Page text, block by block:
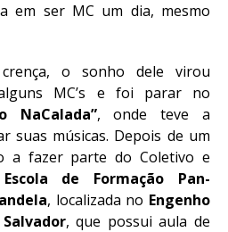
em ser MC um dia, mesmo
o sonho dele virou
MC’s e foi parar no
NaCalada”, onde teve a
suas músicas. Depois de um
a fazer parte do Coletivo e
Escola de Formação Pan-
, localizada no Engenho
Salvador, que possui aula de